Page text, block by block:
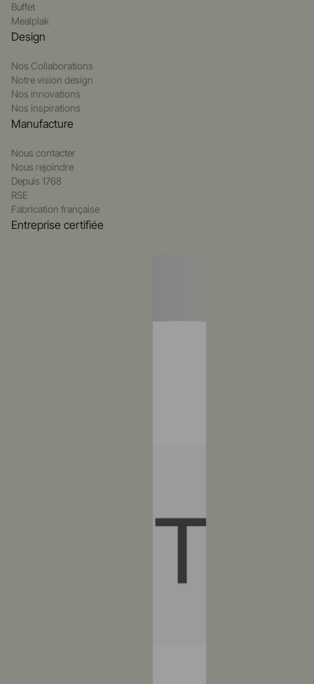
Buffet
Mealplak
Design
Nos Collaborations
Notre vision design
Nos innovations
Nos inspirations
Manufacture
Nous contacter
Nous rejoindre
Depuis 1768
RSE
Fabrication française
Entreprise certifiée